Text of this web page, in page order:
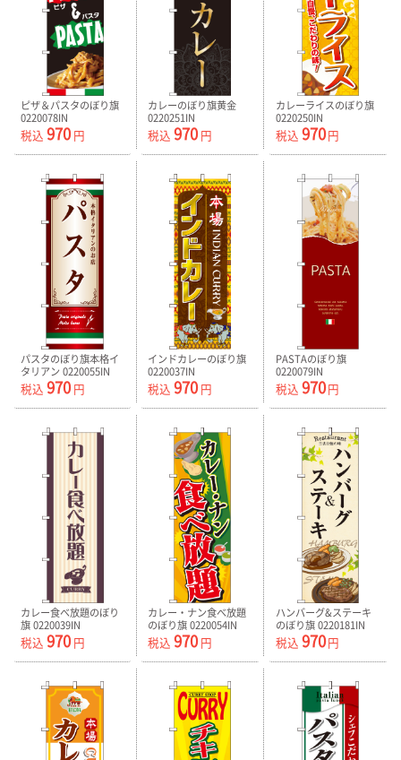
ピザ＆パスタのぼり旗
0220078IN
税込 970 円
カレーのぼり旗黄金
0220251IN
税込 970円
カレーライスのぼり旗
0220250IN
税込 970円
パスタのぼり旗本格イ
タリアン 0220055IN
税込 970 円
インドカレーのぼり旗
0220037IN
税込 970円
PASTAのぼり旗
0220079IN
税込 970円
カレー食べ放題のぼり
旗 0220039IN
税込 970 円
カレー・ナン食べ放題
のぼり旗 0220054IN
税込 970円
ハンバーグ&ステーキ
のぼり旗 0220181IN
税込 970円